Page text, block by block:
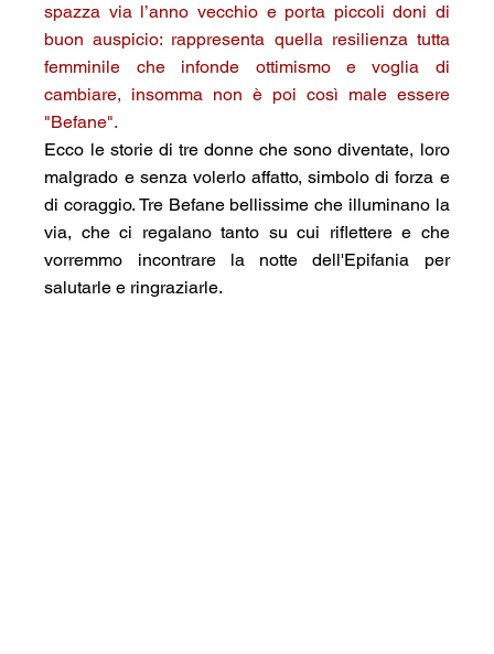
spazza via l’anno vecchio e porta piccoli doni di
buon auspicio: rappresenta quella resilienza tutta
femminile che infonde ottimismo e voglia di
cambiare, insomma non è poi così male essere
"Befane".
Ecco le storie di tre donne che sono diventate, loro
malgrado e senza volerlo affatto, simbolo di forza e
di coraggio. Tre Befane bellissime che illuminano la
via, che ci regalano tanto su cui riflettere e che
vorremmo incontrare la notte dell'Epifania per
salutarle e ringraziarle.